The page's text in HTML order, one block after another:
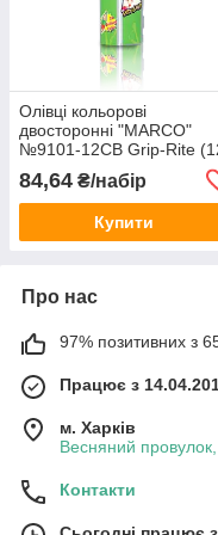
Олівці кольорові
двосторонні "MARCO"
№9101-12CB Grip-Rite
84,64 ₴/набір
Купити
Про нас
97% позитивних з 65
Працює з
м. Харків
Весняний провулок,
Контакти